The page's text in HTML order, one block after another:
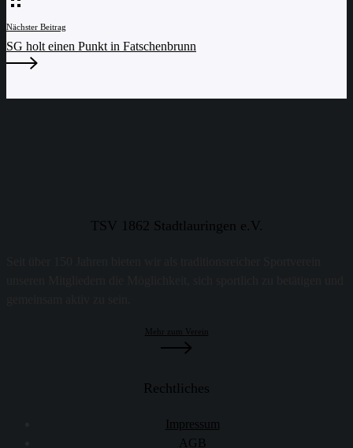
Nächster Beitrag
SG holt einen Punkt in Fatschenbrunn
TSV 1862 Stadtlauringen e.V.
Mehr zum Verein
Rechtliches
Impressum
AGB